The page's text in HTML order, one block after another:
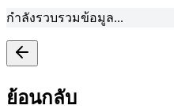
กำลังรวบรวมข้อมูล...
ย้อนกลับ